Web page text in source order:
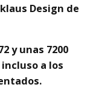
Design de
y unas 7200
a los